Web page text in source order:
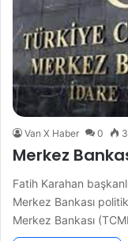
Van X Haber 0
Merkez
Fatih Karahan
Merkez Bankası
Merkez Bankası